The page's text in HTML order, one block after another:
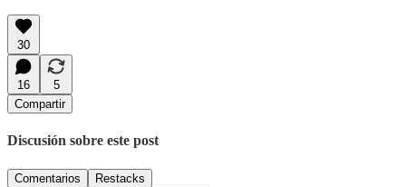
30
16
5
Compartir
Discusión sobre este post
Comentarios Restacks